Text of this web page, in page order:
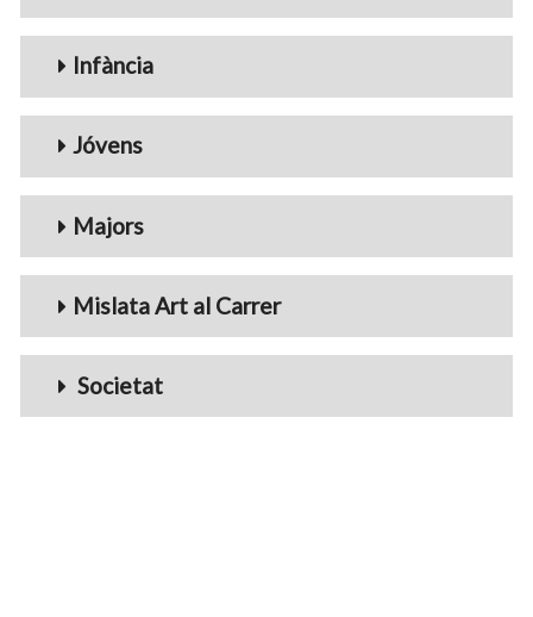
Infància
Jóvens
Majors
Mislata Art al Carrer
Societat